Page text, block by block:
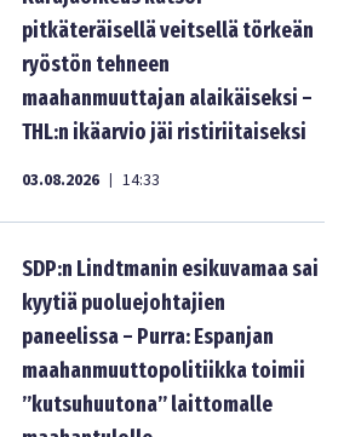
pitkäteräisellä veitsellä törkeän
ryöstön tehneen
maahanmuuttajan alaikäiseksi –
THL:n ikäarvio jäi ristiriitaiseksi
03.08.2026 | 14:33
SDP:n Lindtmanin esikuvamaa sai
kyytiä puoluejohtajien
paneelissa – Purra: Espanjan
maahanmuuttopolitiikka toimii
”kutsuhuutona” laittomalle